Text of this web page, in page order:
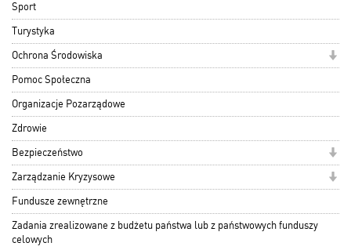
Sport
Turystyka
Ochrona Środowiska
Pomoc Społeczna
Organizacje Pozarządowe
Zdrowie
Bezpieczeństwo
Zarządzanie Kryzysowe
Fundusze zewnętrzne
Zadania zrealizowane z budżetu państwa lub z państwowych funduszy
celowych